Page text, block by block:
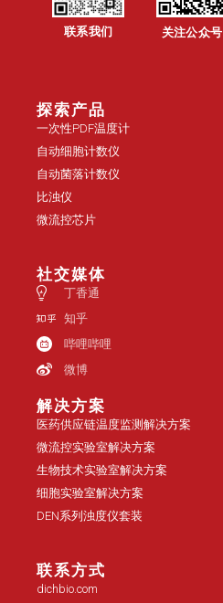
联系我们 关注公众号
探索产品
一次性PDF温度计
自动细胞计数仪
自动菌落计数仪
比浊仪
微流控芯片
社交媒体
丁香通
知乎
哔哩哔哩
微博
解决方案
医药供应链温度监测解决方案
微流控实验室解决方案
生物技术实验室解决方案
细胞实验室解决方案
DEN系列浊度仪套装
联系方式
dichbio.com